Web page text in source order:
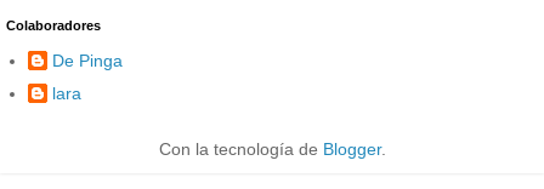
Colaboradores
De Pinga
lara
Con la tecnología de Blogger.